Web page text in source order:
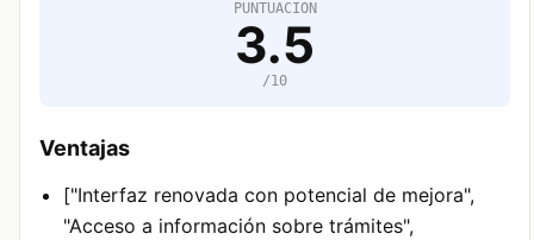
PUNTUACION
3.5
/10
Ventajas
["Interfaz renovada con potencial de mejora",
"Acceso a información sobre trámites",